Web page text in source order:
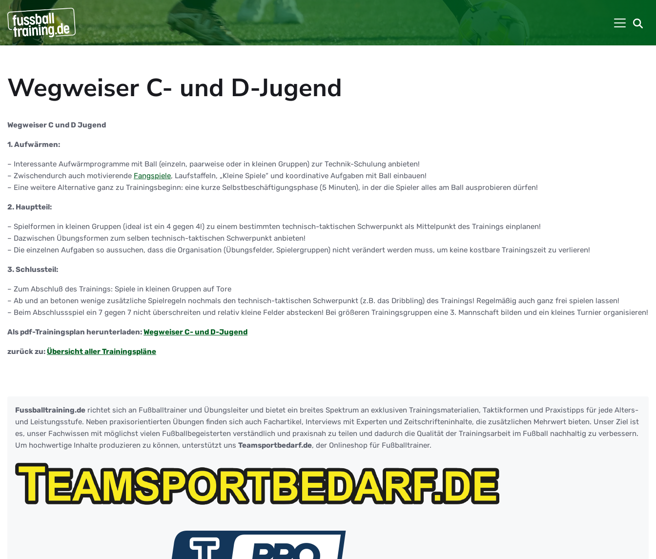
Wegweiser C- und D-Jugend
Wegweiser C und D Jugend
1. Aufwärmen:
– Interessante Aufwärmprogramme mit Ball (einzeln, paarweise oder in kleinen Gruppen) zur Technik-Schulung anbieten!
– Zwischendurch auch motivierende Fangspiele, Laufstaffeln, „Kleine Spiele“ und koordinative Aufgaben mit Ball einbauen!
– Eine weitere Alternative ganz zu Trainingsbeginn: eine kurze Selbstbeschäftigungsphase (5 Minuten), in der die Spieler alles am Ball ausprobieren dürfen!
2. Hauptteil:
– Spielformen in kleinen Gruppen (ideal ist ein 4 gegen 4!) zu einem bestimmten technisch-taktischen Schwerpunkt als Mittelpunkt des Trainings einplanen!
– Dazwischen Übungsformen zum selben technisch-taktischen Schwerpunkt anbieten!
– Die einzelnen Aufgaben so aussuchen, dass die Organisation (Übungsfelder, Spielergruppen) nicht verändert werden muss, um keine kostbare Trainingszeit zu verlieren!
3. Schlussteil:
– Zum Abschluß des Trainings: Spiele in kleinen Gruppen auf Tore
– Ab und an betonen wenige zusätzliche Spielregeln nochmals den technisch-taktischen Schwerpunkt (z.B. das Dribbling) des Trainings! Regelmäßig auch ganz frei spielen lassen!
– Beim Abschlussspiel ein 7 gegen 7 nicht überschreiten und relativ kleine Felder abstecken! Bei größeren Trainingsgruppen eine 3. Mannschaft bilden und ein kleines Turnier organisieren!
Als pdf-Trainingsplan herunterladen:Wegweiser C- und D-Jugend
zurück zu: Übersicht aller Trainingspläne
Fussballtraining.de richtet sich an Fußballtrainer und Übungsleiter und bietet ein breites Spektrum an exklusiven Trainingsmaterialien, Taktikformen und Praxistipps für jede Alters-
und Leistungsstufe. Neben praxisorientierten Übungen finden sich auch Fachartikel, Interviews mit Experten und Zeitschrifteninhalte, die zusätzlichen Mehrwert bieten. Unser Ziel ist
es, unser Fachwissen mit möglichst vielen Fußballbegeisterten verständlich und praxisnah zu teilen und dadurch die Qualität der Trainingsarbeit im Fußball nachhaltig zu verbessern.
Um hochwertige Inhalte produzieren zu können, unterstützt uns Teamsportbedarf.de, der Onlineshop für Fußballtrainer.